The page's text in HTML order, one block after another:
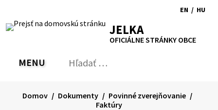
obsah
RSS MapaTlačiť
Zvýšiť
kontrast
písmapísma
EN
to
/ HU
JELKA
OFICIÁLNE STRÁNKY OBCE
PREPNÚŤ
MENU Hľadať:
Domov Dokumenty
Povinné zverejňovanie
Faktúry